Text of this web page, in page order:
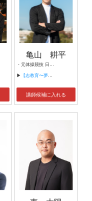
亀山 耕平
▶ 【志教育〜夢や目標の見つけ方〜【小学生〜大学生向け】】
講師候補に入れる